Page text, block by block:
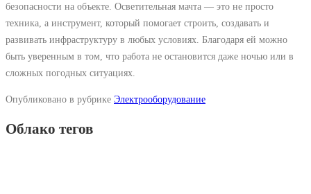
безопасности на объекте. Осветительная мачта — это не просто
техника, а инструмент, который помогает строить, создавать и
развивать инфраструктуру в любых условиях. Благодаря ей можно
быть уверенным в том, что работа не остановится даже ночью или в
сложных погодных ситуациях.
Опубликовано в рубрике Электрооборудование
Облако тегов